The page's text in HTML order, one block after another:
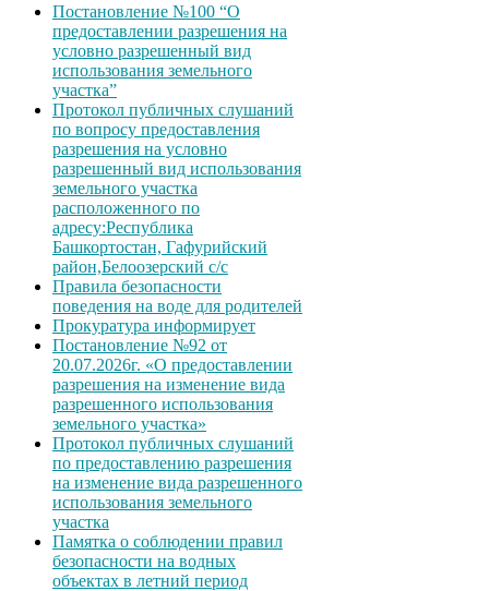
Постановление №100 “О
предоставлении разрешения на
условно разрешенный вид
использования земельного
участка”
Протокол публичных слушаний
по вопросу предоставления
разрешения на условно
разрешенный вид использования
земельного участка
расположенного по
адресу:Республика
Башкортостан, Гафурийский
район,Белоозерский с/с
Правила безопасности
поведения на воде для родителей
Прокуратура информирует
Постановление №92 от
20.07.2026г. «О предоставлении
разрешения на изменение вида
разрешенного использования
земельного участка»
Протокол публичных слушаний
по предоставлению разрешения
на изменение вида разрешенного
использования земельного
участка
Памятка о соблюдении правил
безопасности на водных
объектах в летний период